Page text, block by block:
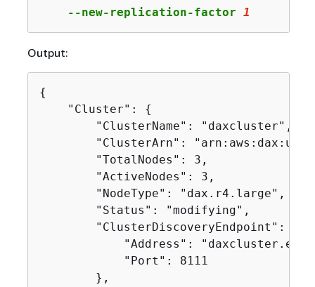
    --new-replication-factor
1
Output:
{
    "Cluster":
{
        "ClusterName": "daxcluster",
"ClusterArn":
        "TotalNodes": 3,
        "ActiveNodes": 3,
        "NodeType": "dax.r4.large",
        "Status": "modifying",
        "ClusterDiscoveryEndpoint":
"Address":
            "Port": 8111
        },